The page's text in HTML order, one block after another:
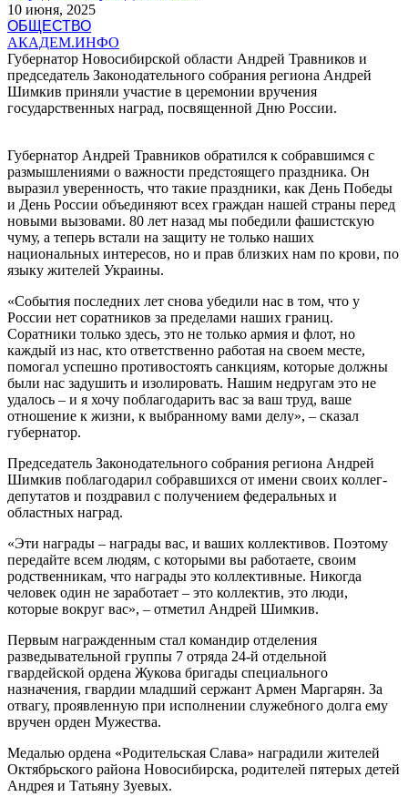
10 июня, 2025
ОБЩЕСТВО
АКАДЕМ.ИНФО
Губернатор Новосибирской области Андрей Травников и
председатель Законодательного собрания региона Андрей
Шимкив приняли участие в церемонии вручения
государственных наград, посвященной Дню России.
Губернатор Андрей Травников обратился к собравшимся с
размышлениями о важности предстоящего праздника. Он
выразил уверенность, что такие праздники, как День Победы
и День России объединяют всех граждан нашей страны перед
новыми вызовами. 80 лет назад мы победили фашистскую
чуму, а теперь встали на защиту не только наших
национальных интересов, но и прав близких нам по крови, по
языку жителей Украины.
«События последних лет снова убедили нас в том, что у
России нет соратников за пределами наших границ.
Соратники только здесь, это не только армия и флот, но
каждый из нас, кто ответственно работая на своем месте,
помогал успешно противостоять санкциям, которые должны
были нас задушить и изолировать. Нашим недругам это не
удалось – и я хочу поблагодарить вас за ваш труд, ваше
отношение к жизни, к выбранному вами делу», – сказал
губернатор.
Председатель Законодательного собрания региона Андрей
Шимкив поблагодарил собравшихся от имени своих коллег-
депутатов и поздравил с получением федеральных и
областных наград.
«Эти награды – награды вас, и ваших коллективов. Поэтому
передайте всем людям, с которыми вы работаете, своим
родственникам, что награды это коллективные. Никогда
человек один не заработает – это коллектив, это люди,
которые вокруг вас», – отметил Андрей Шимкив.
Первым награжденным стал командир отделения
разведывательной группы 7 отряда 24-й отдельной
гвардейской ордена Жукова бригады специального
назначения, гвардии младший сержант Армен Маргарян. За
отвагу, проявленную при исполнении служебного долга ему
вручен орден Мужества.
Медалью ордена «Родительская Слава» наградили жителей
Октябрьского района Новосибирска, родителей пятерых детей
Андрея и Татьяну Зуевых.